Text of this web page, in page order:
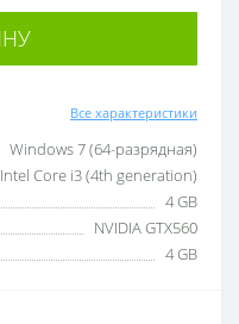
Все характеристики
Windows 7 (64-разрядная)
Intel Core i3 (4th generation)
4 GB
NVIDIA GTX560
4 GB